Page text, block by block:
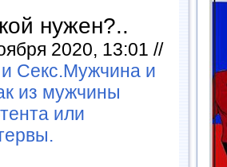
нужен?..
2020, 13:01 //
Секс.Мужчина и
из мужчины
или